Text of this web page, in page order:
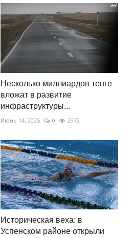
Несколько миллиардов тенге
вложат в развитие
инфраструктуры...
Июнь 14, 2025 0 2972
Историческая веха: в
Успенском районе открыли